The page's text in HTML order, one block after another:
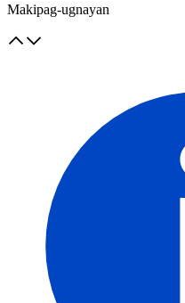
Makipag-ugnayan